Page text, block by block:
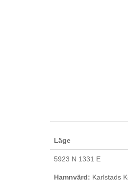
Läge
5923 N 1331 E
Hamnvärd: Karlstads